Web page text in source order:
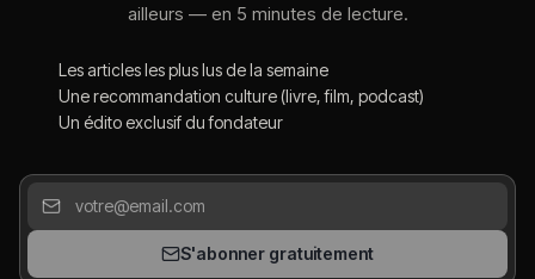
ailleurs — en 5 minutes de lecture.
Les articles les plus lus de la semaine
Une recommandation culture (livre, film, podcast)
Un édito exclusif du fondateur
S'abonner gratuitement